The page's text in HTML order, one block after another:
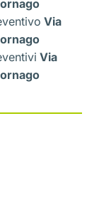
Via
Via